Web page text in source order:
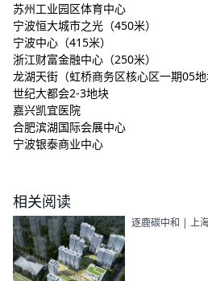
苏州工业园区体育中心
宁波恒大城市之光（450米）
宁波中心（415米）
浙江财富金融中心（250米）
龙湖天街（虹桥商务区核心区一期05地
世纪大都会2-3地块
嘉兴凯宜医院
合肥滨湖国际会展中心
宁波银泰商业中心
相关阅读
逐鹿碳中和 | 上